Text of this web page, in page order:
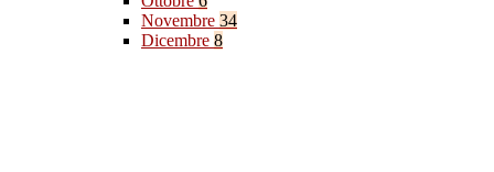
Novembre 34
Dicembre 8